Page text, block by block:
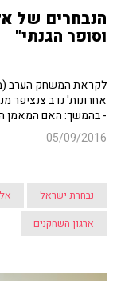
הנבחרים של
וסופר הגנתי"
לקראת המשחק הערב
אחרונות' נדב צנציפר
- בהמשך: האם המאמן
05/09/2016
נבחרת ישראל
ארגון השחקנים